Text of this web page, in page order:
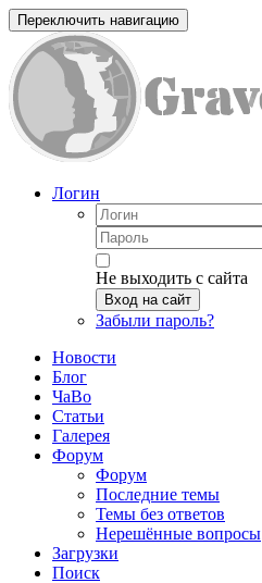
Переключить навигацию
Логин
Не выходить с сайта
Вход на сайт
Забыли пароль?
Новости
Блог
ЧаВо
Статьи
Галерея
Форум
Форум
Последние темы
Темы без ответов
Нерешённые вопросы
Загрузки
Поиск